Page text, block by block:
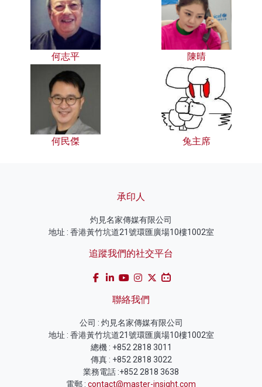
何志平 陳晴
何民傑 兔主席
承印人
灼見名家傳媒有限公司
地址 : 香港黃竹坑道21號環匯廣場10樓1002室
追蹤我們的社交平台
聯絡我們
公司 : 灼見名家傳媒有限公司
地址 : 香港黃竹坑道21號環匯廣場10樓1002室
總機 : +852 2818 3011
傳真 : +852 2818 3022
業務電話 :+852 2818 3638
電郵 : contact@master-insight.com